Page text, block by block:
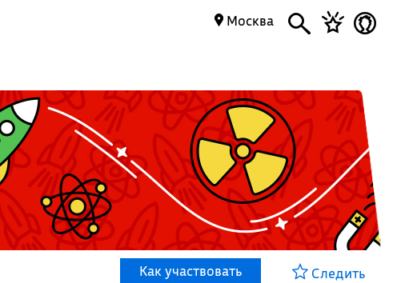
Москва
Как участвовать Следить